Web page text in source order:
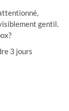
gentil.
3 jours